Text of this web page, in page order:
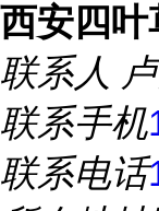
西安四叶
联系人
联系手机
联系电话